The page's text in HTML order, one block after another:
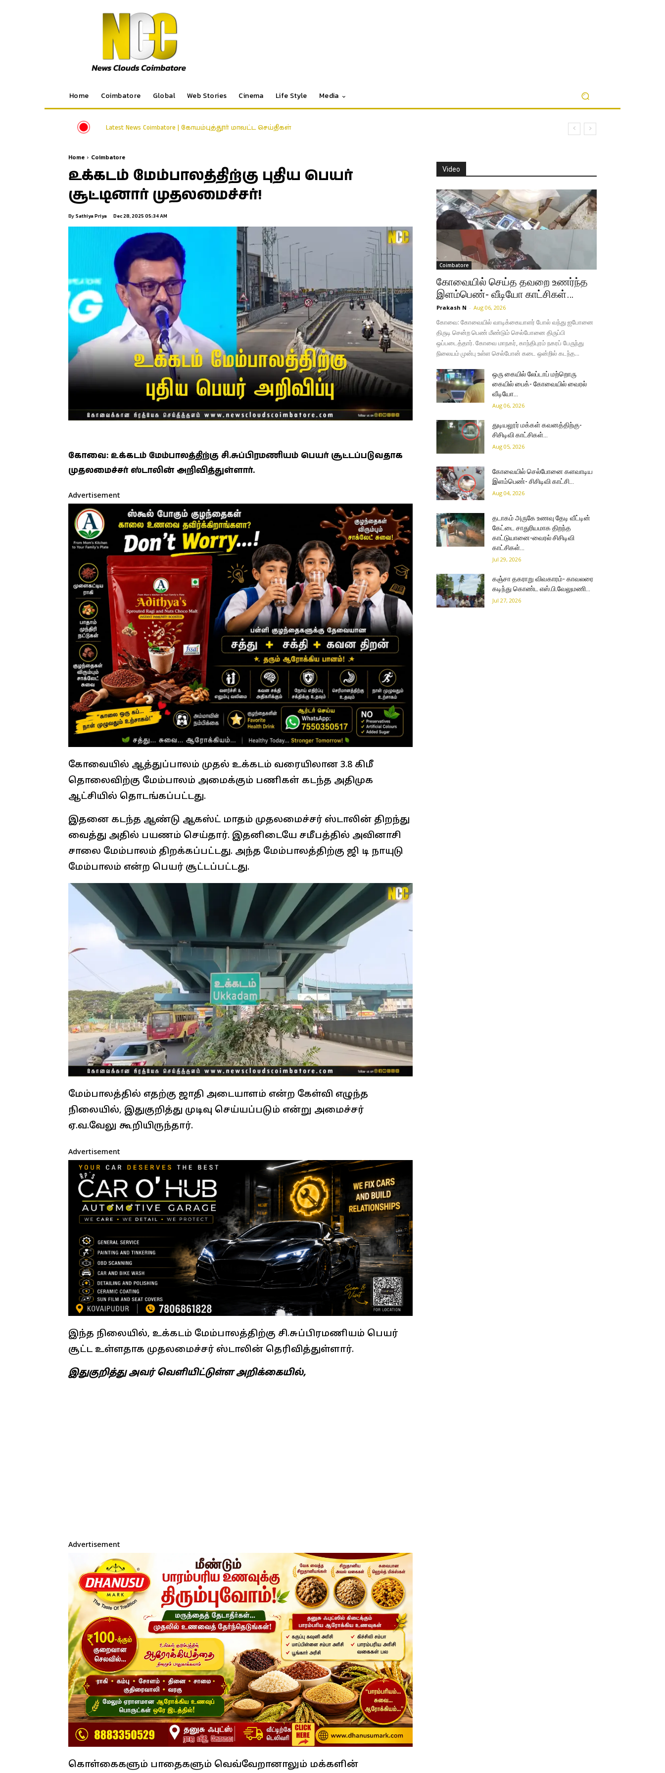
Home Coimbatore Global Web Stories Cinema Life Style Media
Latest News Coimbatore | கோயம்புத்தூர் மாவட்ட செய்திகள்
Home Coimbatore
உக்கடம் மேம்பாலத்திற்கு புதிய பெயர்
சூட்டினார் முதலமைச்சர்!
By Sathiya Priya Dec 28, 2025 05:34 AM
கோவை: உக்கடம் மேம்பாலத்திற்கு சி.சுப்பிரமணியம் பெயர் சூட்டப்படுவதாக
முதலமைச்சர் ஸ்டாலின் அறிவித்துள்ளார்.
Advertisement
கோவையில் ஆத்துப்பாலம் முதல் உக்கடம் வரையிலான 3.8 கிமீ
தொலைவிற்கு மேம்பாலம் அமைக்கும் பணிகள் கடந்த அதிமுக
ஆட்சியில் தொடங்கப்பட்டது.
இதனை கடந்த ஆண்டு ஆகஸ்ட் மாதம் முதலமைச்சர் ஸ்டாலின் திறந்து
வைத்து அதில் பயணம் செய்தார். இதனிடையே சமீபத்தில் அவினாசி
சாலை மேம்பாலம் திறக்கப்பட்டது. அந்த மேம்பாலத்திற்கு ஜி டி நாயுடு
மேம்பாலம் என்ற பெயர் சூட்டப்பட்டது.
மேம்பாலத்தில் எதற்கு ஜாதி அடையாளம் என்ற கேள்வி எழுந்த
நிலையில், இதுகுறித்து முடிவு செய்யப்படும் என்று அமைச்சர்
ஏ.வ.வேலு கூறியிருந்தார்.
Advertisement
இந்த நிலையில், உக்கடம் மேம்பாலத்திற்கு சி.சுப்பிரமணியம் பெயர்
சூட்ட உள்ளதாக முதலமைச்சர் ஸ்டாலின் தெரிவித்துள்ளார்.
இதுகுறித்து அவர் வெளியிட்டுள்ள அறிக்கையில்,
Advertisement
கொள்கைகளும் பாதைகளும் வெவ்வேறானாலும் மக்களின்
Video
Coimbatore
கோவையில் செய்த தவறை உணர்ந்த
இளம்பெண்- வீடியோ காட்சிகள்…
Prakash N - Aug 06, 2026
கோவை: கோவையில் வாடிக்கையாளர் போல் வந்து ஐபோனை
திருடி சென்ற பெண் மீண்டும் செல்போனை திருப்பி
ஒப்படைத்தார். கோவை மாநகர், காந்திபுரம் நகரப் பேருந்து
நிலையம் முன்பு உள்ள செல்போன் கடை ஒன்றில் கடந்த...
ஒரு கையில் லேப்டாப் மற்றொரு
கையில் பைக்- கோவையில் வைரல்
வீடியோ…
Aug 06, 2026
துடியலூர் மக்கள் கவனத்திற்கு-
சிசிடிவி காட்சிகள்…
Aug 05, 2026
கோவையில் செல்போனை களவாடிய
இளம்பெண்- சிசிடிவி காட்சி…
Aug 04, 2026
தடாகம் அருகே உணவு தேடி வீட்டின்
கேட்டை சாதுரியமாக திறந்த
காட்டுயானை-வைரல் சிசிடிவி
காட்சிகள்…
Jul 29, 2026
கஞ்சா தகராறு விவகாரம்- காவலரை
கடிந்து கொண்ட எஸ்.பி.வேலுமணி…
Jul 27, 2026